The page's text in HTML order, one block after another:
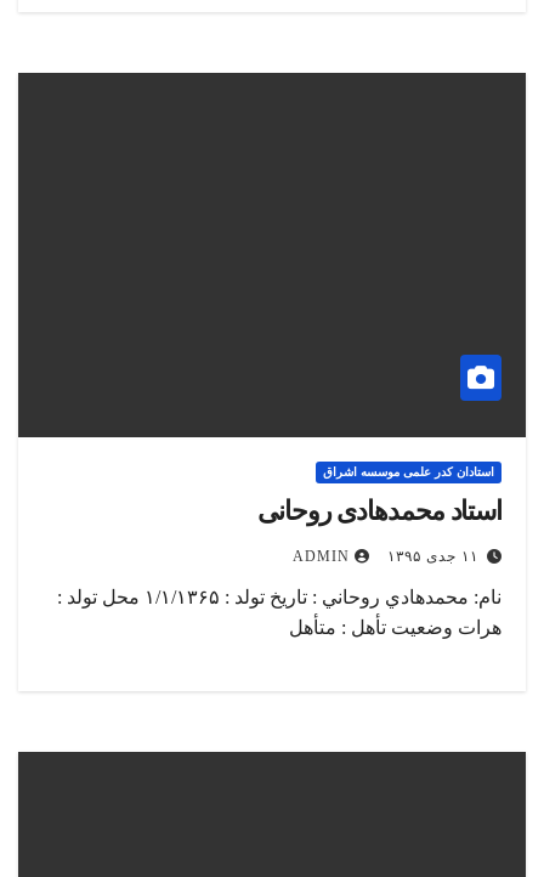
استادان کدر علمی موسسه اشراق
استاد محمدهادی روحانی
۱۱ جدی ۱۳۹۵ ADMIN
نام: محمدهادي روحاني : تاریخ تولد : ۱/۱/۱۳۶۵ محل تولد :
هرات وضعیت تأهل : متأهل